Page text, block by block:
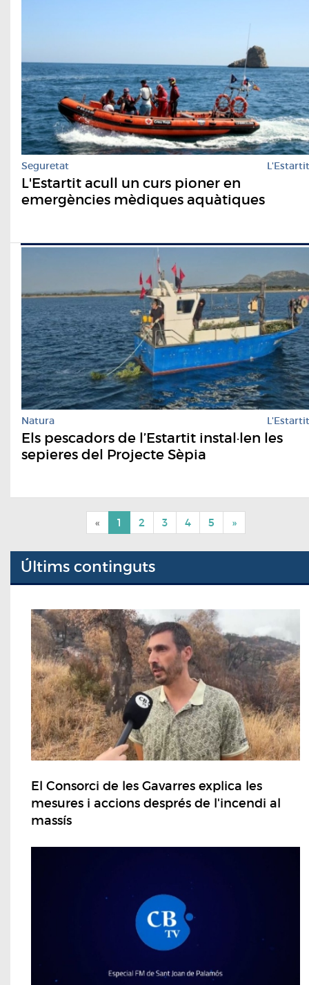
Seguretat L'Estartit
L'Estartit acull un curs pioner en
emergències mèdiques aquàtiques
Natura L'Estartit
Els pescadors de l’Estartit instal·len les
sepieres del Projecte Sèpia
« 1 2 3 4 5 »
Últims continguts
El Consorci de les Gavarres explica les
mesures i accions després de l'incendi al
massís